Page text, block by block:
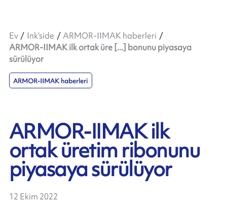
Ev Ink’side
ARMOR-IIMAK haberleri
ARMOR-IIMAK ilk ortak üre [...] bonunu piyasaya
sürülüyor
ARMOR-IIMAK haberleri
ARMOR-IIMAK ilk
ortak üretim ribonunu
piyasaya sürülüyor
12 Ekim 2022